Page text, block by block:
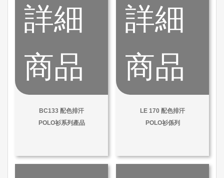
詳細
商品
BC133 配色排汗
POLO衫系列產品
詳細
商品
LE 170 配色排汗
POLO衫係列